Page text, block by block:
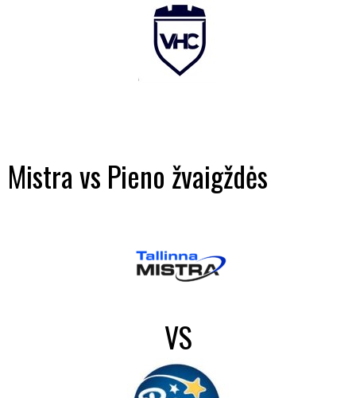
Mistra vs Pieno žvaigždės
VS